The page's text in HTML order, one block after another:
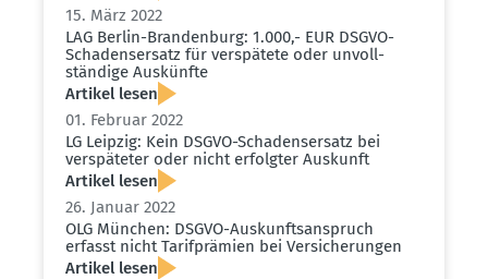
15. März 2022
LAG Berlin-Brandenburg: 1.000,- EUR DSGVO-
Schadens­ersatz für verspätete oder unvoll­
ständige Auskünfte
Artikel lesen
01. Februar 2022
LG Leipzig: Kein DSGVO-Schadens­ersatz bei
verspä­teter oder nicht erfolgter Auskunft
Artikel lesen
26. Januar 2022
OLG München: DSGVO-Auskunfts­an­spruch
erfasst nicht Tarif­prämien bei Versi­che­rungen
Artikel lesen